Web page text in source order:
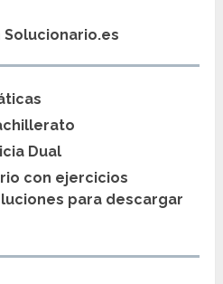
Solucionario.es
Dual
con ejercicios
para descargar